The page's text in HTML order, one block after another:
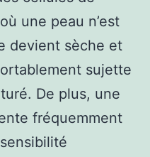
une peau n’est
devient sèche et
sujette
De plus, une
fréquemment